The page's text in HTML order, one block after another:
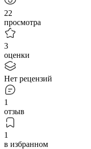
22
просмотра
3
оценки
Нет рецензий
1
отзыв
1
в избранном